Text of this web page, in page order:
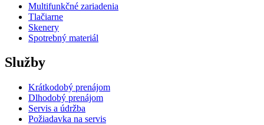
Multifunkčné zariadenia
Tlačiarne
Skenery
Spotrebný materiál
Služby
Krátkodobý prenájom
Dlhodobý prenájom
Servis a údržba
Požiadavka na servis